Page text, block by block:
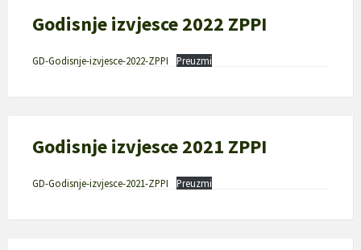
Godisnje izvjesce 2022 ZPPI
GD-Godisnje-izvjesce-2022-ZPPI Preuzmi
Godisnje izvjesce 2021 ZPPI
GD-Godisnje-izvjesce-2021-ZPPI Preuzmi